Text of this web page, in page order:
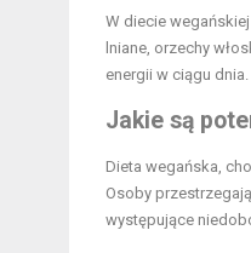
W diecie
lniane, orzechy
energii w ciągu dnia.
Jakie są
Dieta wegańska,
Osoby
występujące